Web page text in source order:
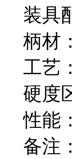
装具
柄材
工艺
硬度
性能
备注